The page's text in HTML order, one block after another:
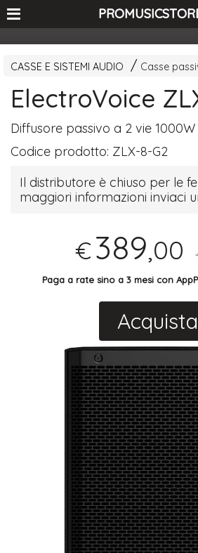
<-- Curio's GSC -->
CASSE E SISTEMI AUDIO Casse
ElectroVoice
Diffusore passivo a 2 vie
Codice prodotto: ZLX-8-G2
Il distributore è chiuso per le
maggiori informazioni inviaci
€389,00
Paga a rate sino a 3 mesi con
Acquista